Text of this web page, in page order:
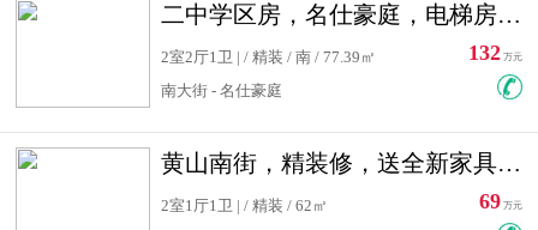
二中学区房，名仕豪庭，电梯房，双南卧室，单价低，急售
2室2厅1卫 | / 精装 / 南 / 77.39㎡
南大街 - 名仕豪庭
132 万元
黄山南街，精装修，送全新家具，看房有钥匙，实用面积大
2室1厅1卫 | / 精装 / 62㎡
69 万元